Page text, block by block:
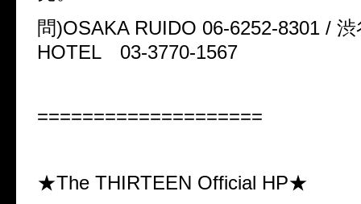
問)OSAKA RUIDO 06-6252-8301 /
HOTEL 03-3770-1567
====================
★The THIRTEEN Official HP★